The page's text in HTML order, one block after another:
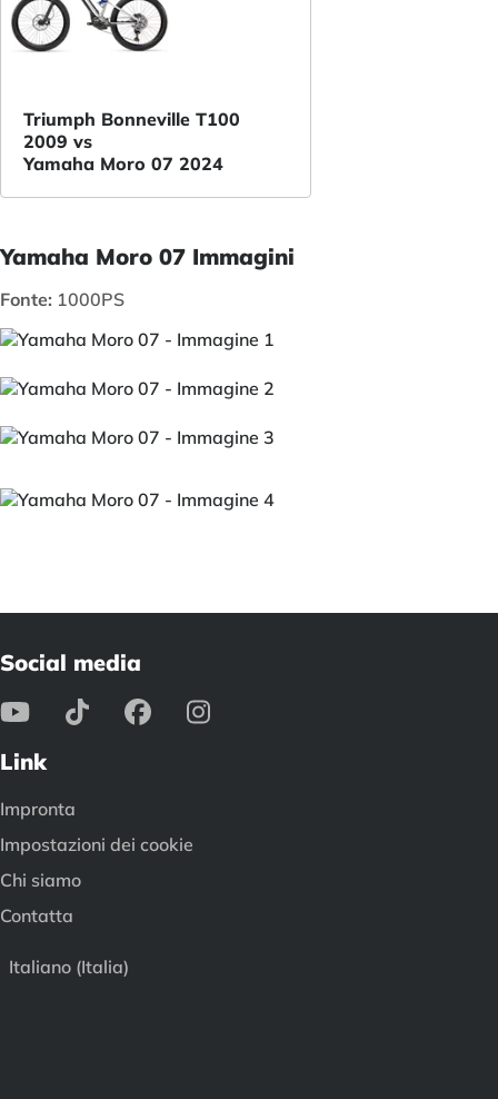
Triumph Bonneville T100
2009 vs
Yamaha Moro 07 2024
Yamaha Moro 07 Immagini
Fonte: 1000PS
Social media
Link
Impronta
Impostazioni dei cookie
Chi siamo
Contatta
Italiano (Italia)